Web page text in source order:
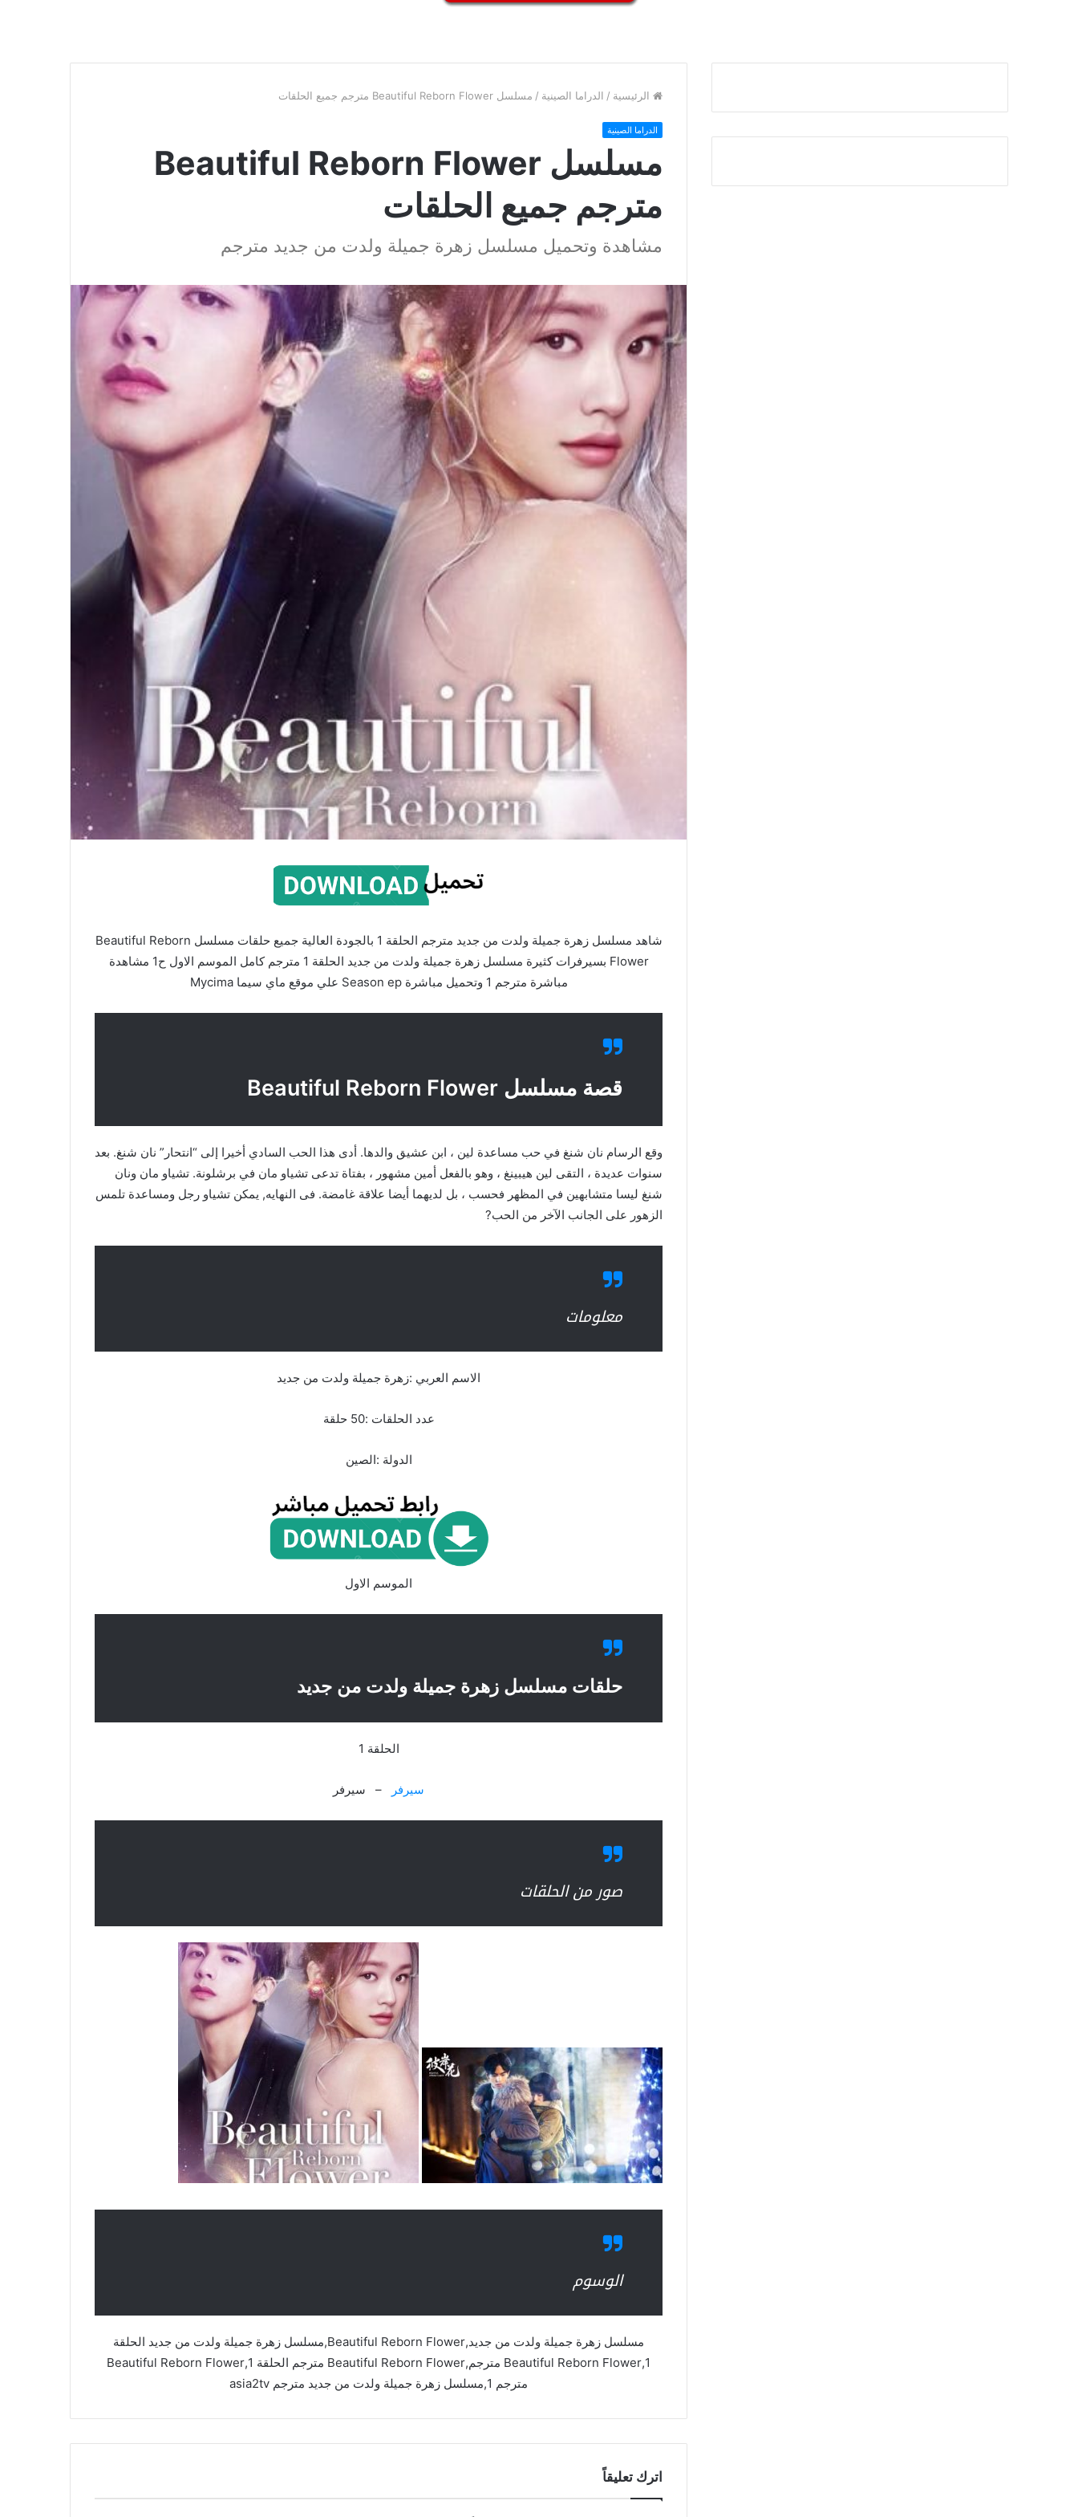
الرئيسية / الدراما الصينية / مسلسل Beautiful Reborn Flower مترجم جميع الحلقات
الدراما الصينية
مسلسل Beautiful Reborn Flower
مترجم جميع الحلقات
مشاهدة وتحميل مسلسل زهرة جميلة ولدت من جديد مترجم
شاهد مسلسل زهرة جميلة ولدت من جديد مترجم الحلقة 1 بالجودة العالية جميع حلقات مسلسل Beautiful Reborn
Flower بسيرفرات كثيرة مسلسل زهرة جميلة ولدت من جديد الحلقة 1 مترجم كامل الموسم الاول ح1 مشاهدة
مباشرة مترجم 1 وتحميل مباشرة Season ep علي موقع ماي سيما Mycima
قصة مسلسل Beautiful Reborn Flower
وقع الرسام نان شنغ في حب مساعدة لين ، ابن عشيق والدها. أدى هذا الحب السادي أخيرا إلى “انتحار” نان شنغ. بعد
سنوات عديدة ، التقى لين هيبينغ ، وهو بالفعل أمين مشهور ، بفتاة تدعى تشياو مان في برشلونة. تشياو مان ونان
شنغ ليسا متشابهين في المظهر فحسب ، بل لديهما أيضا علاقة غامضة. فى النهايه, يمكن تشياو رجل ومساعدة تلمس
الزهور على الجانب الآخر من الحب?
معلومات
الاسم العربي :زهرة جميلة ولدت من جديد
عدد الحلقات :50 حلقة
الدولة :الصين
الموسم الاول
حلقات مسلسل زهرة جميلة ولدت من جديد
الحلقة 1
سيرفر – سيرفر
صور من الحلقات
الوسوم
مسلسل زهرة جميلة ولدت من جديد,Beautiful Reborn Flower,مسلسل زهرة جميلة ولدت من جديد الحلقة
1,Beautiful Reborn Flower مترجم,Beautiful Reborn Flower مترجم الحلقة 1,Beautiful Reborn Flower
مترجم 1,مسلسل زهرة جميلة ولدت من جديد مترجم asia2tv
اترك تعليقاً